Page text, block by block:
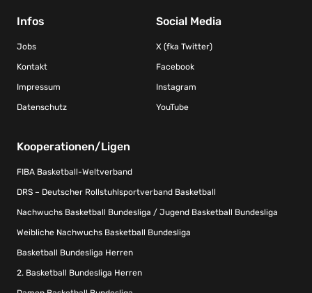
Infos
Jobs
Kontakt
Impressum
Datenschutz
Social Media
X (fka Twitter)
Facebook
Instagram
YouTube
Kooperationen/Ligen
FIBA Basketball-Weltverband
DRS – Deutscher Rollstuhlsportverband Basketball
Nachwuchs Basketball Bundesliga / Jugend Basketball Bundesliga
Weibliche Nachwuchs Basketball Bundesliga
Basketball Bundesliga Herren
2. Basketball Bundesliga Herren